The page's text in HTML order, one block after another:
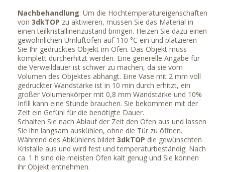
Nachbehandlung: Um die Hochtemperatureigenschaften
von 3dkTOP zu aktivieren, müssen Sie das Material in
einen teilkristallinenzustand bringen. Heizen Sie dazu einen
gewöhnlichen Umluftofen auf 110 °C ein und platzieren
Sie Ihr gedrucktes Objekt im Ofen. Das Objekt muss
komplett durcherhitzt werden. Eine generelle Angabe für
die Verweildauer ist schwer zu machen, da sie vom
Volumen des Objektes abhängt. Eine Vase mit 2 mm voll
gedruckter Wandstärke ist in 10 min durch erhitzt, ein
großer Volumenkörper mit 0,8 mm Wandstärke und 10%
Infill kann eine Stunde brauchen. Sie bekommen mit der
Zeit ein Gefühl für die benötigte Dauer.
Schalten Sie nach Ablauf der Zeit den Ofen aus und lassen
Sie ihn langsam auskühlen, ohne die Tür zu öffnen.
Während des Abkühlens bildet 3dkTOP die gewünschten
Kristalle aus und wird fest und temperaturbeständig. Nach
ca. 1 h sind die meisten Öfen kalt genug und Sie können
ihr Objekt entnehmen.